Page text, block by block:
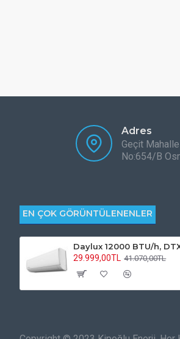
Adres
Geçit
No:654/B
EN ÇOK GÖRÜNTÜLENENLER
29.999,00TL 41.070,00TL